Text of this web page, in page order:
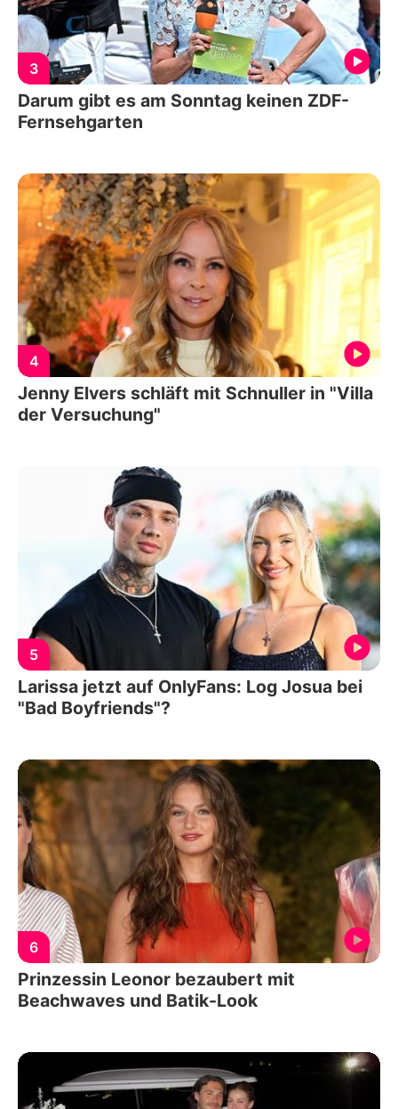
3
Darum gibt es am Sonntag keinen ZDF-
Fernsehgarten
4
Jenny Elvers schläft mit Schnuller in "Villa
der Versuchung"
5
Larissa jetzt auf OnlyFans: Log Josua bei
"Bad Boyfriends"?
6
Prinzessin Leonor bezaubert mit
Beachwaves und Batik-Look